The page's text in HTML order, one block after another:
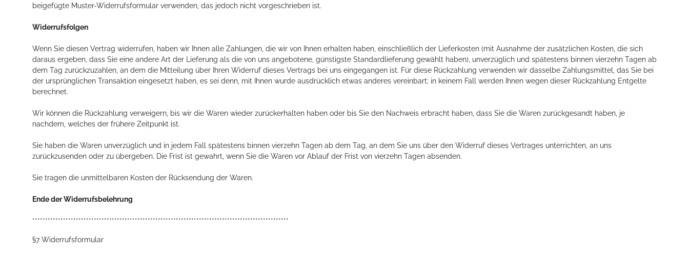
beigefügte Muster-Widerrufsformular verwenden, das jedoch nicht vorgeschrieben ist.
Widerrufsfolgen
Wenn Sie diesen Vertrag widerrufen, haben wir Ihnen alle Zahlungen, die wir von Ihnen erhalten haben, einschließlich der Lieferkosten (mit Ausnahme der zusätzlichen Kosten, die sich
daraus ergeben, dass Sie eine andere Art der Lieferung als die von uns angebotene, günstigste Standardlieferung gewählt haben), unverzüglich und spätestens binnen vierzehn Tagen ab
dem Tag zurückzuzahlen, an dem die Mitteilung über Ihren Widerruf dieses Vertrags bei uns eingegangen ist. Für diese Rückzahlung verwenden wir dasselbe Zahlungsmittel, das Sie bei
der ursprünglichen Transaktion eingesetzt haben, es sei denn, mit Ihnen wurde ausdrücklich etwas anderes vereinbart; in keinem Fall werden Ihnen wegen dieser Rückzahlung Entgelte
berechnet.
Wir können die Rückzahlung verweigern, bis wir die Waren wieder zurückerhalten haben oder bis Sie den Nachweis erbracht haben, dass Sie die Waren zurückgesandt haben, je
nachdem, welches der frühere Zeitpunkt ist.
Sie haben die Waren unverzüglich und in jedem Fall spätestens binnen vierzehn Tagen ab dem Tag, an dem Sie uns über den Widerruf dieses Vertrages unterrichten, an uns
zurückzusenden oder zu übergeben. Die Frist ist gewahrt, wenn Sie die Waren vor Ablauf der Frist von vierzehn Tagen absenden.
Sie tragen die unmittelbaren Kosten der Rücksendung der Waren.
Ende der Widerrufsbelehrung
****************************************************************************************************
§7 Widerrufsformular